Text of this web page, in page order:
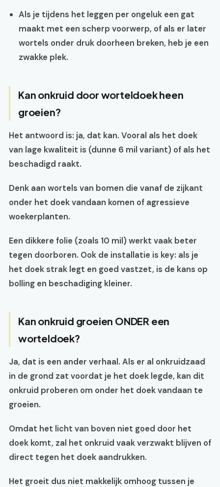
Als je tijdens het leggen per ongeluk een gat
maakt met een scherp voorwerp, of als er later
wortels onder druk doorheen breken, heb je een
zwakke plek.
Kan onkruid door worteldoek heen
groeien?
Het antwoord is: ja, dat kan. Vooral als het doek
van lage kwaliteit is (dunne 6 mil variant) of als het
beschadigd raakt.
Denk aan wortels van bomen die vanaf de zijkant
onder het doek vandaan komen of agressieve
woekerplanten.
Een dikkere folie (zoals 10 mil) werkt vaak beter
tegen doorboren. Ook de installatie is key: als je
het doek strak legt en goed vastzet, is de kans op
bolling en beschadiging kleiner.
Kan onkruid groeien ONDER een
worteldoek?
Ja, dat is een ander verhaal. Als er al onkruidzaad
in de grond zat voordat je het doek legde, kan dit
onkruid proberen om onder het doek vandaan te
groeien.
Omdat het licht van boven niet goed door het
doek komt, zal het onkruid vaak verzwakt blijven of
direct tegen het doek aandrukken.
Het groeit dus niet makkelijk omhoog tussen je